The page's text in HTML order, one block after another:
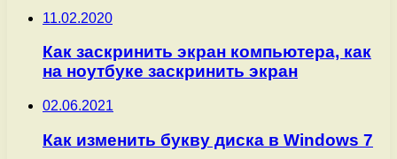
11.02.2020
Как заскринить экран компьютера, как
на ноутбуке заскринить экран
02.06.2021
Как изменить букву диска в Windows 7